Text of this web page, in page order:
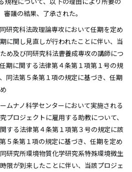
議の結果、了承された。
研究科法政理論専攻において任期を定め
に関し見直しが行われたことに伴い、当
め及び同研究科法曹養成専攻の講師につ
期に関する法律第４条第１項第１号の規
同法第５条第１項の規定に基づき、任期
ムナノ科学センターにおいて実施される
プロジェクトに雇用する助教について、
する法律第４条第１項第３号の規定に該
５条第１項の規定に基づき、任期を定め
研究所環境物質化学研究系特殊環境微生
限が到来したことに伴い、当該プロジェ